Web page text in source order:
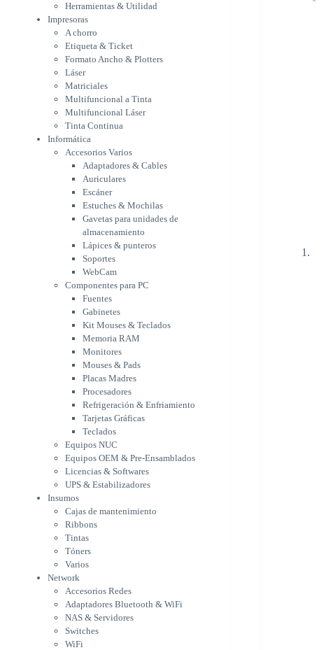
Multifuncional Láser
Tinta Continua
Informática
Accesorios Varios
Adaptadores & Cables
Auriculares
Escáner
Estuches & Mochilas
Gavetas para unidades de
Lápices & punteros
Soportes
WebCam
Componentes para PC
Fuentes
Gabinetes
Kit Mouses & Teclados
Memoria RAM
Monitores
Mouses & Pads
Placas Madres
Procesadores
Refrigeración &
Enfriamiento
Tarjetas Gráficas
Teclados
Equipos NUC
Equipos OEM & Pre-
Ensamblados
Licencias & Softwares
UPS & Estabilizadores
Insumos
Cajas de mantenimiento
Ribbons
Tintas
Tóners
Varios
Network
Accesorios Redes
Adaptadores Bluetooth &
WiFi
NAS & Servidores
Switches
WiFi
Notebooks & Portátiles
Cargador para notebook
Cooling Pad
Herramientas & Utilidad
Impresoras
A chorro
Etiqueta & Ticket
Formato Ancho & Plotters
Láser
Matriciales
Multifuncional a Tinta
Multifuncional Láser
Tinta Continua
Informática
Accesorios Varios
Adaptadores & Cables
Auriculares
Escáner
Estuches & Mochilas
Gavetas para unidades de
almacenamiento
Lápices & punteros
Soportes
WebCam
Componentes para PC
Fuentes
Gabinetes
Kit Mouses & Teclados
Memoria RAM
Monitores
Mouses & Pads
Placas Madres
Procesadores
Refrigeración & Enfriamiento
Tarjetas Gráficas
Teclados
Equipos NUC
Equipos OEM & Pre-Ensamblados
Licencias & Softwares
UPS & Estabilizadores
Insumos
Cajas de mantenimiento
Ribbons
Tintas
Tóners
Varios
Network
Accesorios Redes
Adaptadores Bluetooth & WiFi
NAS & Servidores
Switches
WiFi